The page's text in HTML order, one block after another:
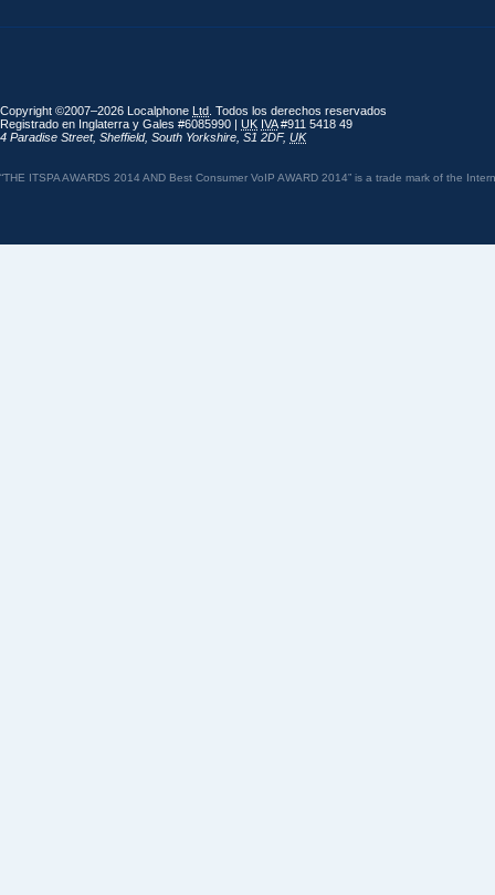
Copyright ©2007–2026 Localphone Ltd . Todos los derechos reservados
Registrado en Inglaterra y Gales #6085990 | UK IVA#911 5418 49
4 Paradise Street, Sheffield, South Yorkshire S1 2DF, UK
“THE ITSPA AWARDS 2014 AND Best Consumer VoIP AWARD 2014” is a trade mark of the